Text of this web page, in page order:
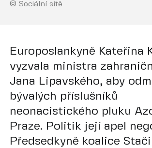
© Sociální sítě
Europoslankyně Kateřina
vyzvala ministra
Jana Lipavského, aby
bývalých příslušníků
neonacistického pluku
Praze. Politik její apel
Předsedkyně koalice